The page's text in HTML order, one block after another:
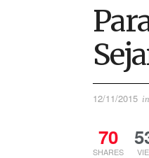
12/11/2015 in
70
SHARES